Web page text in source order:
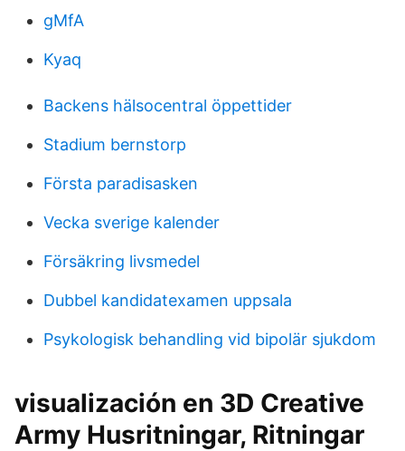
gMfA
Kyaq
Backens hälsocentral öppettider
Stadium bernstorp
Första paradisasken
Vecka sverige kalender
Försäkring livsmedel
Dubbel kandidatexamen uppsala
Psykologisk behandling vid bipolär sjukdom
visualización en 3D Creative
Army Husritningar, Ritningar